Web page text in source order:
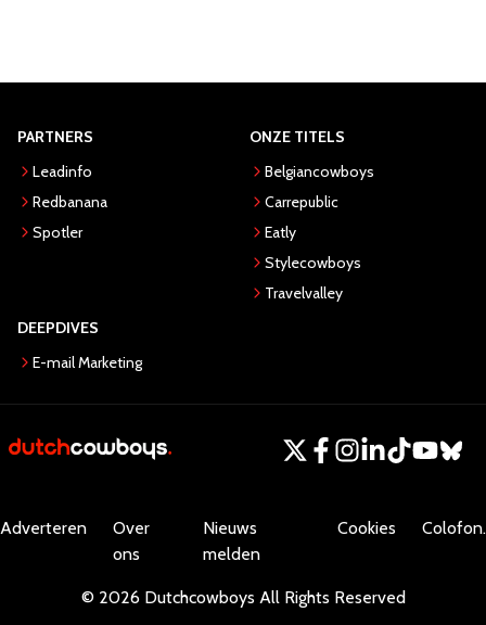
PARTNERS
Leadinfo
Redbanana
Spotler
ONZE TITELS
Belgiancowboys
Carrepublic
Eatly
Stylecowboys
Travelvalley
DEEPDIVES
E-mail Marketing
Adverteren
Over
ons
Nieuws
melden
Cookies Colofon.
© 2026 Dutchcowboys All Rights Reserved